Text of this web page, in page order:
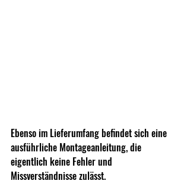
Ebenso im Lieferumfang befindet sich eine
ausführliche Montageanleitung, die
eigentlich keine Fehler und
Missverständnisse zulässt.